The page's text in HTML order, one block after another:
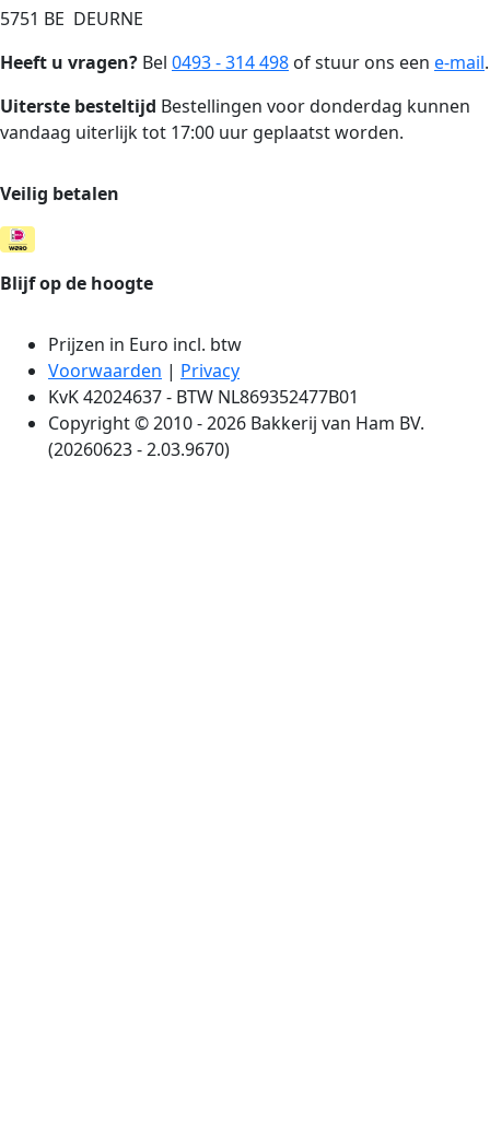
5751 BE DEURNE
Heeft u vragen? Bel 0493 - 314 498 of stuur ons een e-mail.
Uiterste besteltijd Bestellingen voor donderdag kunnen
vandaag uiterlijk tot 17:00 uur geplaatst worden.
Veilig betalen
Blijf op de hoogte
Prijzen in Euro incl. btw
Voorwaarden | Privacy
KvK 42024637 - BTW NL869352477B01
Copyright © 2010 - 2026 Bakkerij van Ham BV.
(20260623 - 2.03.9670)